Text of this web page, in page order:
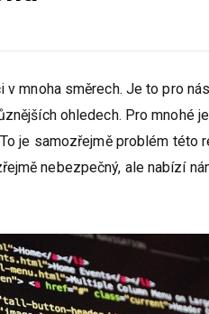
v mnoha směrech. Je to pro
ohledech. Pro mnohé
je samozřejmě problém této
nebezpečný, ale nabízí